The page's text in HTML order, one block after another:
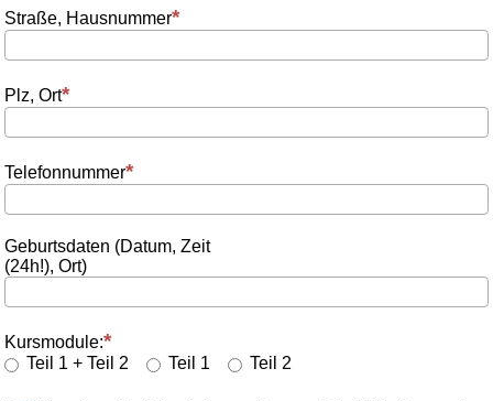
Straße, Hausnummer
Plz, Ort
Telefonnummer
Geburtsdaten (Datum, Zeit
(24h!), Ort)
Kursmodule:
Teil 1 + Teil 2
Teil 1 Teil 2